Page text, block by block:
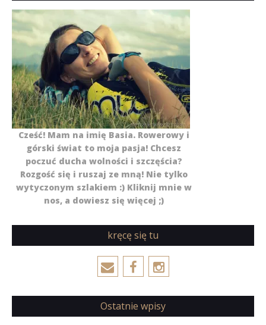
Cześć! Mam na imię Basia. Rowerowy i
górski świat to moja pasja! Chcesz
poczuć ducha wolności i szczęścia?
Rozgość się i ruszaj ze mną! Nie tylko
wytyczonym szlakiem :) Kliknij mnie w
nos, a dowiesz się więcej ;)
kręcę się tu
Ostatnie wpisy